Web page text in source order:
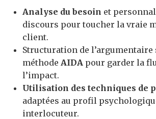
Analyse du besoin et
discours pour toucher la vraie
client.
Structuration de l’argumentaire
méthode AIDA pour garder la
l’impact.
Utilisation des techniques de
adaptées au profil
interlocuteur.